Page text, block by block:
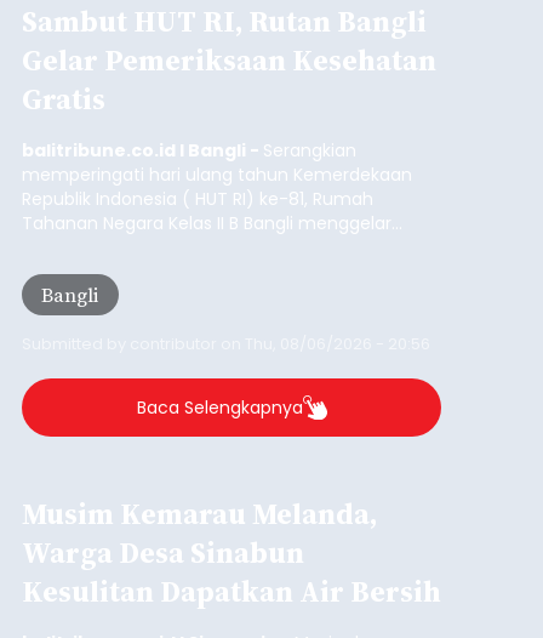
Sambut HUT RI, Rutan Bangli
Gelar Pemeriksaan Kesehatan
Gratis
balitribune.co.id I Bangli - Serangkian
memperingati hari ulang tahun Kemerdekaan
Republik Indonesia ( HUT RI) ke-81, Rumah
Tahanan Negara Kelas II B Bangli menggelar
(6/8/2026).
Bangli
Baca Selengkapnya
Musim Kemarau Melanda,
Warga Desa Sinabun
Kesulitan Dapatkan Air Bersih